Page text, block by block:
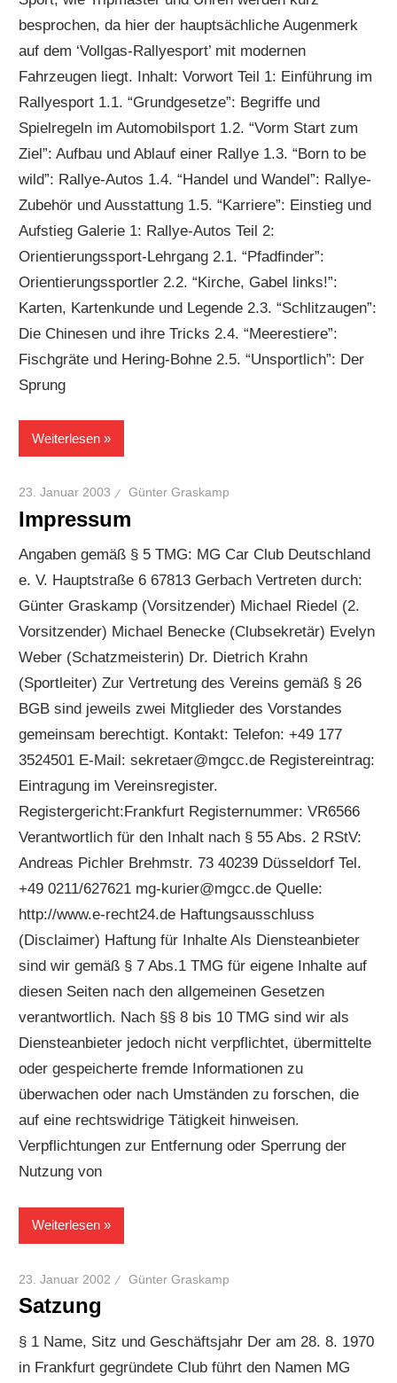
besprochen, da hier der hauptsächliche Augenmerk
auf dem ‘Vollgas-Rallyesport’ mit modernen
Fahrzeugen liegt. Inhalt: Vorwort Teil 1: Einführung im
Rallyesport 1.1. “Grundgesetze”: Begriffe und
Spielregeln im Automobilsport 1.2. “Vorm Start zum
Ziel”: Aufbau und Ablauf einer Rallye 1.3. “Born to be
wild”: Rallye-Autos 1.4. “Handel und Wandel”: Rallye-
Zubehör und Ausstattung 1.5. “Karriere”: Einstieg und
Aufstieg Galerie 1: Rallye-Autos Teil 2:
Orientierungssport-Lehrgang 2.1. “Pfadfinder”:
Orientierungssportler 2.2. “Kirche, Gabel links!”:
Karten, Kartenkunde und Legende 2.3. “Schlitzaugen”:
Die Chinesen und ihre Tricks 2.4. “Meerestiere”:
Fischgräte und Hering-Bohne 2.5. “Unsportlich”: Der
Sprung
Weiterlesen
23. Januar 2003 Günter Graskamp
Impressum
Angaben gemäß § 5 TMG: MG Car Club Deutschland
e. V. Hauptstraße 6 67813 Gerbach Vertreten durch:
Günter Graskamp (Vorsitzender) Michael Riedel (2.
Vorsitzender) Michael Benecke (Clubsekretär) Evelyn
Weber (Schatzmeisterin) Dr. Dietrich Krahn
(Sportleiter) Zur Vertretung des Vereins gemäß § 26
BGB sind jeweils zwei Mitglieder des Vorstandes
gemeinsam berechtigt. Kontakt: Telefon: +49 177
3524501 E-Mail: sekretaer@mgcc.de Registereintrag:
Eintragung im Vereinsregister.
Registergericht:Frankfurt Registernummer: VR6566
Verantwortlich für den Inhalt nach § 55 Abs. 2 RStV:
Andreas Pichler Brehmstr. 73 40239 Düsseldorf Tel.
+49 0211/627621 mg-kurier@mgcc.de Quelle:
http://www.e-recht24.de Haftungsausschluss
(Disclaimer) Haftung für Inhalte Als Diensteanbieter
sind wir gemäß § 7 Abs.1 TMG für eigene Inhalte auf
diesen Seiten nach den allgemeinen Gesetzen
verantwortlich. Nach §§ 8 bis 10 TMG sind wir als
Diensteanbieter jedoch nicht verpflichtet, übermittelte
oder gespeicherte fremde Informationen zu
überwachen oder nach Umständen zu forschen, die
auf eine rechtswidrige Tätigkeit hinweisen.
Verpflichtungen zur Entfernung oder Sperrung der
Nutzung von
Weiterlesen
23. Januar 2002 Günter Graskamp
Satzung
§ 1 Name, Sitz und Geschäftsjahr Der am 28. 8. 1970
in Frankfurt gegründete Club führt den Namen MG